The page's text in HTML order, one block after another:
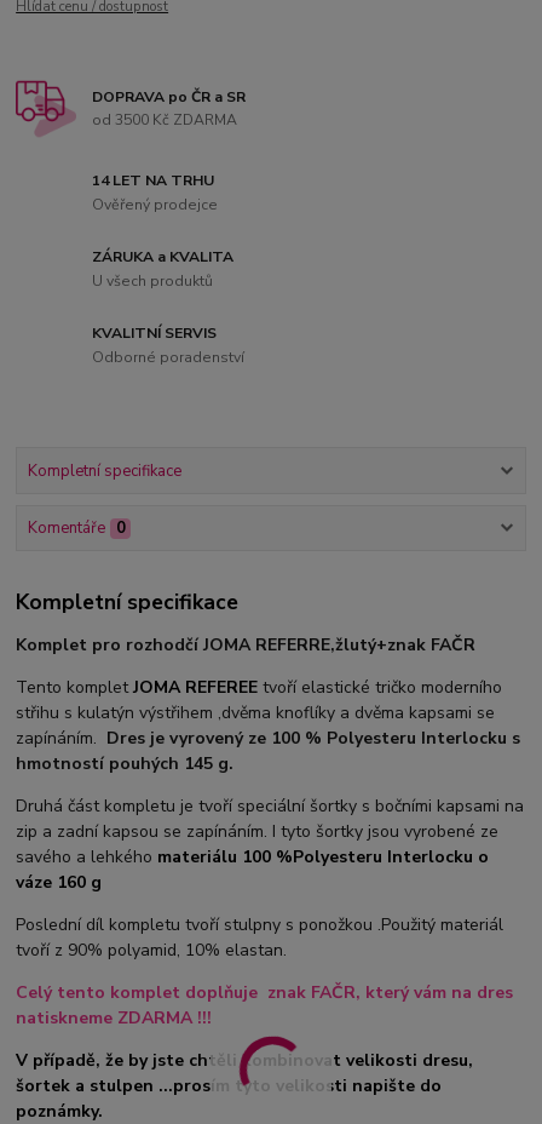
Hlídat cenu / dostupnost
DOPRAVA po ČR a SR
od 3500 Kč ZDARMA
14 LET NA TRHU
Ověřený prodejce
ZÁRUKA a KVALITA
U všech produktů
KVALITNÍ SERVIS
Odborné poradenství
Kompletní specifikace
Komentáře 0
Kompletní specifikace
Komplet pro rozhodčí JOMA REFERRE,žlutý+znak FAČR
Tento kompletJOMA REFEREE tvoří elastické tričko moderního
střihu s kulatýn výstřihem ,dvěma knoflíky a dvěma kapsami se
zapínáním. Dres je vyrovený ze 100 % Polyesteru Interlocku s
hmotností pouhých 145 g.
Druhá část kompletu je tvoří speciální šortky s bočními kapsami na
zip a zadní kapsou se zapínáním. I tyto šortky jsou vyrobené ze
savého a lehkého materiálu 100 %Polyesteru Interlocku o
váze 160 g
Poslední díl kompletu tvoří stulpny s ponožkou .Použitý materiál
tvoří z 90% polyamid, 10% elastan.
Celý tento komplet doplňuje znak FAČR, který vám na dres
natiskneme ZDARMA !!!
V případě, že by jste chtěli kombinovat velikosti dresu,
šortek a stulpen ...prosím tyto velikosti napište do
poznámky.